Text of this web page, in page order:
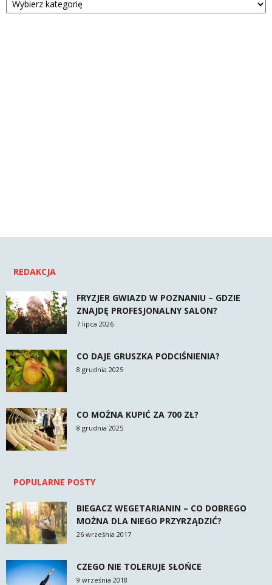
REDAKCJA
FRYZJER GWIAZD W POZNANIU – GDZIE
ZNAJDĘ PROFESJONALNY SALON?
7 lipca 2026
CO DAJE GRUSZKA PODCIŚNIENIA?
8 grudnia 2025
CO MOŻNA KUPIĆ ZA 700 ZŁ?
8 grudnia 2025
POPULARNE POSTY
BIEGACZ WEGETARIANIN – CO DOBREGO
MOŻNA DLA NIEGO PRZYRZĄDZIĆ?
26 września 2017
CZEGO NIE TOLERUJE SŁOŃCE
9 września 2018